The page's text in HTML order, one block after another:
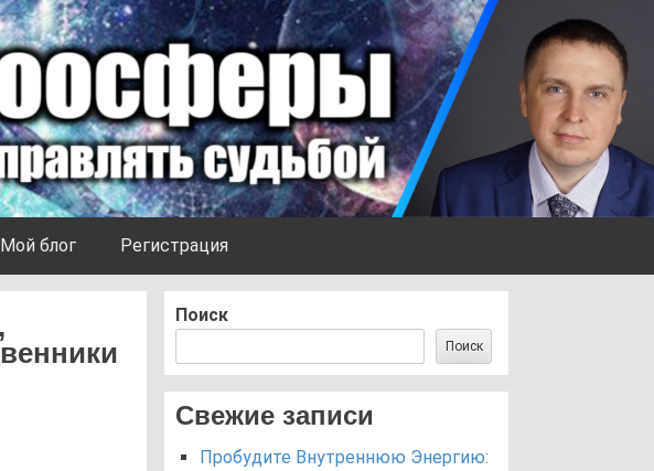
Мой блог Регистрация
Поиск
Поиск
Свежие записи
Пробудите Внутреннюю Энергию: